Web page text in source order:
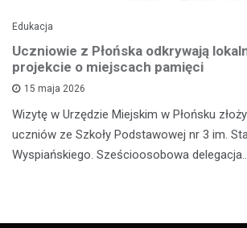
Edukacja
Uczniowie z Płońska odkrywają
projekcie o miejscach pamięci
15 maja 2026
Wizytę w Urzędzie Miejskim w Płońsku
uczniów ze Szkoły Podstawowej nr 3 im.
Wyspiańskiego. Sześcioosobowa